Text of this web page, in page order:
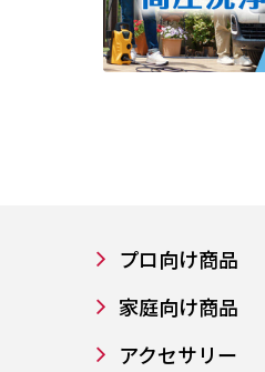
プロ向け商品
家庭向け商品
アクセサリー